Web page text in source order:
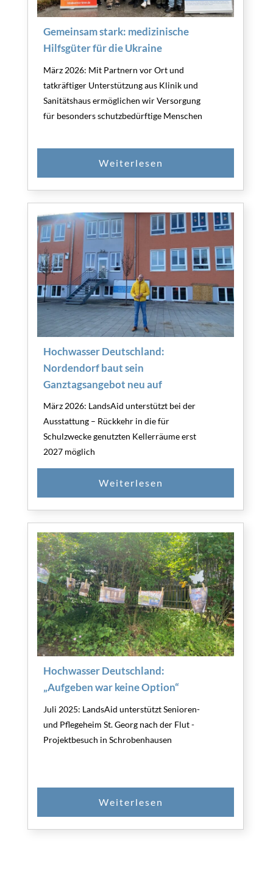
Gemeinsam stark: medizinische
Hilfsgüter für die Ukraine
März 2026: Mit Partnern vor Ort und
tatkräftiger Unterstützung aus Klinik und
Sanitätshaus ermöglichen wir Versorgung
für besonders schutzbedürftige Menschen
Hochwasser Deutschland:
Nordendorf baut sein
Ganztagsangebot neu auf
März 2026: LandsAid unterstützt bei der
Ausstattung – Rückkehr in die für
Schulzwecke genutzten Kellerräume erst
2027 möglich
Hochwasser Deutschland:
„Aufgeben war keine Option“
Juli 2025: LandsAid unterstützt Senioren-
und Pflegeheim St. Georg nach der Flut -
Projektbesuch in Schrobenhausen